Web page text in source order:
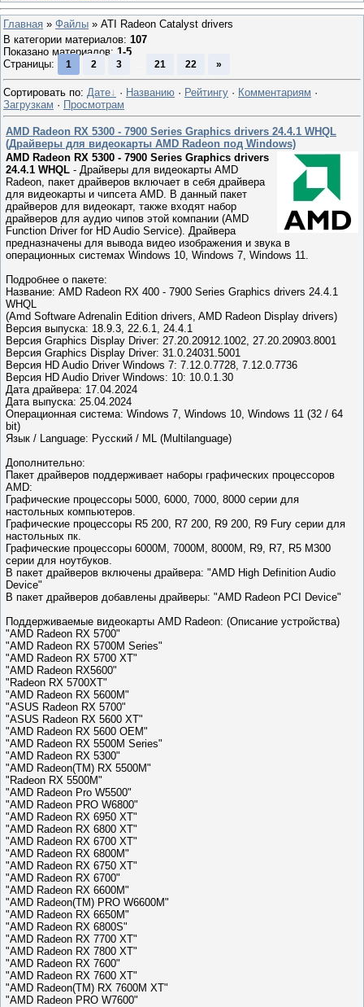
Главная » Файлы » ATI Radeon Catalyst drivers
В категории материалов: 107
Показано материалов: 1-5
Страницы: 1 2 3 21 22 »
Сортировать по: Дате · Названию · Рейтингу · Комментариям ·
Загрузкам · Просмотрам
AMD Radeon RX 5300 - 7900 Series Graphics drivers 24.4.1 WHQL
(Драйверы для видеокарты AMD Radeon под Windows)
AMD Radeon RX 5300 - 7900 Series Graphics drivers
24.4.1 WHQL - Драйверы для видеокарты AMD
Radeon, пакет драйверов включает в себя драйвера
для видеокарты и чипсета AMD. В данный пакет
драйверов для видеокарт, также входят набор
драйверов для аудио чипов этой компании (AMD
Function Driver for HD Audio Service). Драйвера
предназначены для вывода видео изображения и звука в
операционных системах Windows 10, Windows 7, Windows 11.
Подробнее о пакете:
Название: AMD Radeon RX 400 - 7900 Series Graphics drivers 24.4.1
WHQL
(Amd Software Adrenalin Edition drivers, AMD Radeon Display drivers)
Версия выпуска: 18.9.3, 22.6.1, 24.4.1
Версия Graphics Display Driver: 27.20.20912.1002, 27.20.20903.8001
Версия Graphics Display Driver: 31.0.24031.5001
Версия HD Audio Driver Windows 7: 7.12.0.7728, 7.12.0.7736
Версия HD Audio Driver Windows: 10: 10.0.1.30
Дата драйвера: 17.04.2024
Дата выпуска: 25.04.2024
Операционная система: Windows 7, Windows 10, Windows 11 (32 / 64
bit)
Язык / Language: Русский / ML (Multilanguage)
Дополнительно:
Пакет драйверов поддерживает наборы графических процессоров
AMD:
Графические процессоры 5000, 6000, 7000, 8000 серии для
настольных компьютеров.
Графические процессоры R5 200, R7 200, R9 200, R9 Fury серии для
настольных пк.
Графические процессоры 6000M, 7000M, 8000M, R9, R7, R5 M300
серии для ноутбуков.
В пакет драйверов включены драйвера: "AMD High Definition Audio
Device"
В пакет драйверов добавлены драйверы: "AMD Radeon PCI Device"
Поддерживаемые видеокарты AMD Radeon: (Описание устройства)
"AMD Radeon RX 5700"
"AMD Radeon RX 5700M Series"
"AMD Radeon RX 5700 XT"
"AMD Radeon RX5600"
"Radeon RX 5700XT"
"AMD Radeon RX 5600M"
"ASUS Radeon RX 5700"
"ASUS Radeon RX 5600 XT"
"AMD Radeon RX 5600 OEM"
"AMD Radeon RX 5500M Series"
"AMD Radeon RX 5300"
"AMD Radeon(TM) RX 5500M"
"Radeon RX 5500M"
"AMD Radeon Pro W5500"
"AMD Radeon PRO W6800"
"AMD Radeon RX 6950 XT"
"AMD Radeon RX 6800 XT"
"AMD Radeon RX 6700 XT"
"AMD Radeon RX 6800M"
"AMD Radeon RX 6750 XT"
"AMD Radeon RX 6700"
"AMD Radeon RX 6600M"
"AMD Radeon(TM) PRO W6600M"
"AMD Radeon RX 6650M"
"AMD Radeon RX 6800S"
"AMD Radeon RX 7700 XT"
"AMD Radeon RX 7800 XT"
"AMD Radeon RX 7600"
"AMD Radeon RX 7600 XT"
"AMD Radeon(TM) RX 7600M XT"
"AMD Radeon PRO W7600"